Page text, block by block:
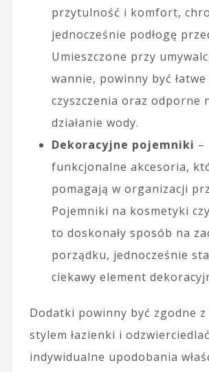
przytulność i komfort,
jednocześnie podłogę
Umieszczone przy
wannie, powinny być łatwe
czyszczenia oraz odporne
działanie wody.
Dekoracyjne pojemniki –
funkcjonalne akcesoria,
pomagają w organizacji
Pojemniki na kosmetyki
to doskonały sposób na
porządku, jednocześnie
ciekawy element
Dodatki powinny być zgodne
stylem łazienki i odzwierciedlać
indywidualne upodobania